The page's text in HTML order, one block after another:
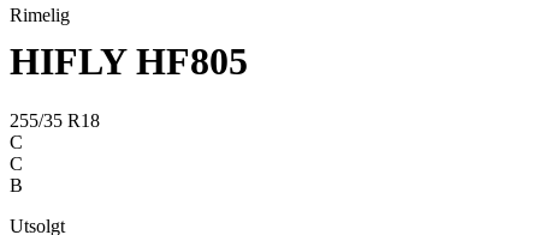
Rimelig
HIFLY HF805
255/35 R18
C
C
B
Utsolgt